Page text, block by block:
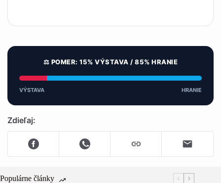
⚖️ POMER: 15% VÝSTAVA / 85% HRANIE
VÝSTAVA HRANIE
Zdieľaj:
Populárne články